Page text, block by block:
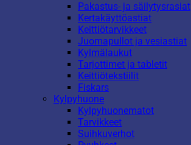
Pakastus- ja säilytysrasiat
Kertakäyttöastiat
Keittiötarvikkeet
Juomapullot ja vesiastiat
Kylmälaukut
Tarjottimet ja tabletit
Keittiötekstiilit
Fiskars
Kylpyhuone
Kylpyhuonematot
Tarvikkeet
Suihkuverhot